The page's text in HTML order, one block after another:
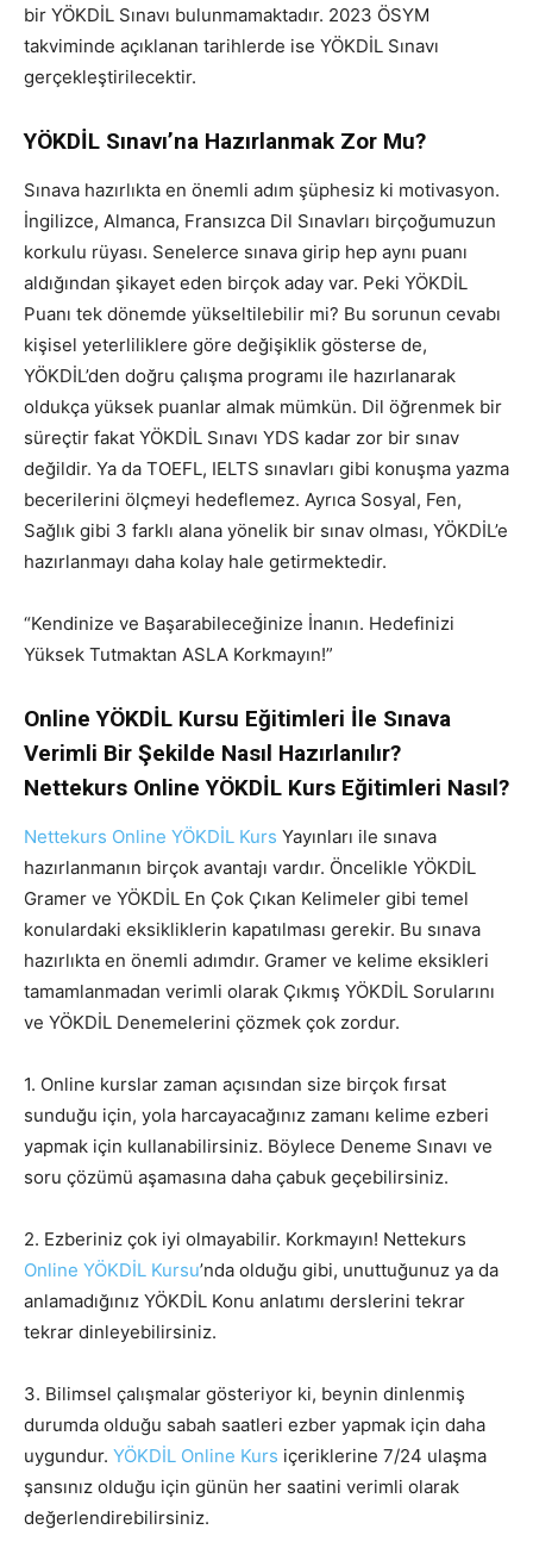
bir YÖKDİL Sınavı bulunmamaktadır. 2023 ÖSYM
takviminde açıklanan tarihlerde ise YÖKDİL Sınavı
gerçekleştirilecektir.
YÖKDİL Sınavı’na Hazırlanmak Zor Mu?
Sınava hazırlıkta en önemli adım şüphesiz ki motivasyon.
İngilizce, Almanca, Fransızca Dil Sınavları birçoğumuzun
korkulu rüyası. Senelerce sınava girip hep aynı puanı
aldığından şikayet eden birçok aday var. Peki YÖKDİL
Puanı tek dönemde yükseltilebilir mi? Bu sorunun cevabı
kişisel yeterliliklere göre değişiklik gösterse de,
YÖKDİL’den doğru çalışma programı ile hazırlanarak
oldukça yüksek puanlar almak mümkün. Dil öğrenmek bir
süreçtir fakat YÖKDİL Sınavı YDS kadar zor bir sınav
değildir. Ya da TOEFL, IELTS sınavları gibi konuşma yazma
becerilerini ölçmeyi hedeflemez. Ayrıca Sosyal, Fen,
Sağlık gibi 3 farklı alana yönelik bir sınav olması, YÖKDİL’e
hazırlanmayı daha kolay hale getirmektedir.
“Kendinize ve Başarabileceğinize İnanın. Hedefinizi
Yüksek Tutmaktan ASLA Korkmayın!”
Online YÖKDİL Kursu Eğitimleri İle Sınava
Verimli Bir Şekilde Nasıl Hazırlanılır?
Nettekurs Online YÖKDİL Kurs Eğitimleri Nasıl?
Nettekurs Online YÖKDİL Kurs Yayınları ile sınava
hazırlanmanın birçok avantajı vardır. Öncelikle YÖKDİL
Gramer ve YÖKDİL En Çok Çıkan Kelimeler gibi temel
konulardaki eksikliklerin kapatılması gerekir. Bu sınava
hazırlıkta en önemli adımdır. Gramer ve kelime eksikleri
tamamlanmadan verimli olarak Çıkmış YÖKDİL Sorularını
ve YÖKDİL Denemelerini çözmek çok zordur.
1. Online kurslar zaman açısından size birçok fırsat
sunduğu için, yola harcayacağınız zamanı kelime ezberi
yapmak için kullanabilirsiniz. Böylece Deneme Sınavı ve
soru çözümü aşamasına daha çabuk geçebilirsiniz.
2. Ezberiniz çok iyi olmayabilir. Korkmayın! Nettekurs
Online YÖKDİL Kursu’nda olduğu gibi, unuttuğunuz ya da
anlamadığınız YÖKDİL Konu anlatımı derslerini tekrar
tekrar dinleyebilirsiniz.
3. Bilimsel çalışmalar gösteriyor ki, beynin dinlenmiş
durumda olduğu sabah saatleri ezber yapmak için daha
uygundur. YÖKDİL Online Kurs içeriklerine 7/24 ulaşma
şansınız olduğu için günün her saatini verimli olarak
değerlendirebilirsiniz.